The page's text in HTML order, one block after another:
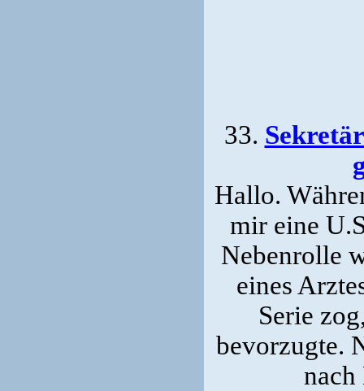
33.
Hallo.
mir eine
Nebenrolle
eines
Serie
bevorzugte.
nach